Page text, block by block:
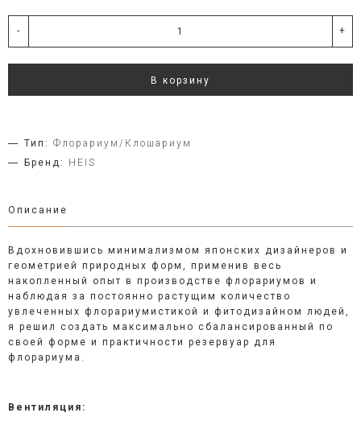
- +
В корзину
Тип: Флорариум/Клошариум
Бренд:
HEIS
Описание
Вдохновившись минимализмом японских дизайнеров и
геометрией природных форм, применив весь
накопленный опыт в производстве флорариумов и
наблюдая за постоянно растущим количество
увлеченных флорариумистикой и фитодизайном людей,
я решил создать максимально сбалансированный по
своей форме и практичности резервуар для
флорариума.
Вентиляция: